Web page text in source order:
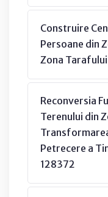
Construire
Persoane din
Zona
Reconversia
Terenului din
Petrecere a
128372